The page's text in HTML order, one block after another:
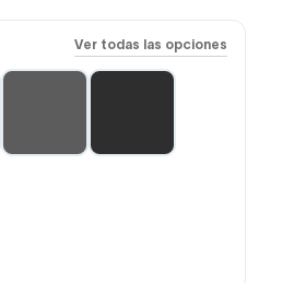
Ver todas las opciones